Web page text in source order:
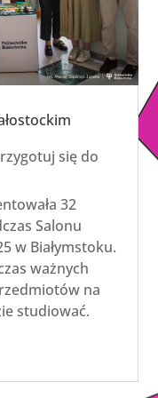
się do
32
Salonu
w Białymstoku.
ważnych
na
studiować.